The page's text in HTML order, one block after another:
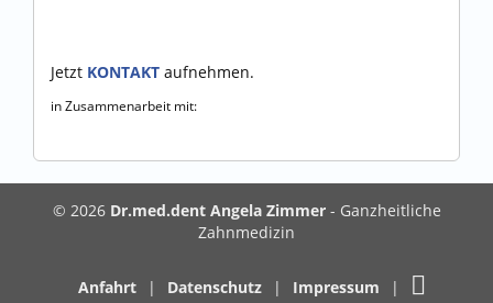
Jetzt KONTAKT aufnehmen.
in Zusammenarbeit mit:
© 2026 Dr.med.dent Angela Zimmer- Ganzheitliche
Zahnmedizin
Anfahrt | Datenschutz | Impressum |